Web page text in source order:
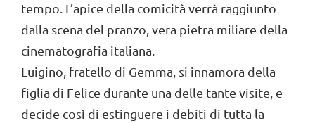
tempo. L’apice della comicità verrà raggiunto
dalla scena del pranzo, vera pietra miliare della
cinematografia italiana.
Luigino, fratello di Gemma, si innamora della
figlia di Felice durante una delle tante visite, e
decide così di estinguere i debiti di tutta la